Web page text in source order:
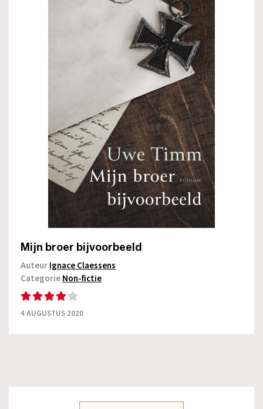
Mijn broer bijvoorbeeld
AuteurIgnace Claessens
CategorieNon-fictie
4 AUGUSTUS 2020